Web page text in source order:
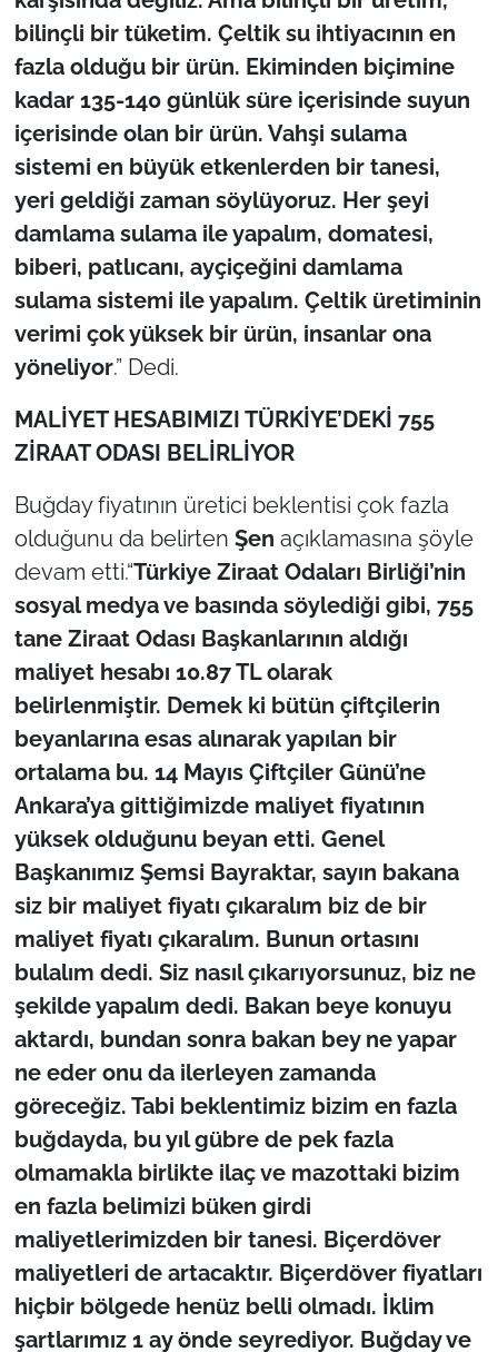
bilinçli bir tüketim. Çeltik su ihtiyacının en
fazla olduğu bir ürün. Ekiminden biçimine
kadar 135-140 günlük süre içerisinde suyun
içerisinde olan bir ürün. Vahşi sulama
sistemi en büyük etkenlerden bir tanesi,
yeri geldiği zaman söylüyoruz. Her şeyi
damlama sulama ile yapalım, domatesi,
biberi, patlıcanı, ayçiçeğini damlama
sulama sistemi ile yapalım. Çeltik üretiminin
verimi çok yüksek bir ürün, insanlar ona
yöneliyor.” Dedi.
MALİYET HESABIMIZI TÜRKİYE’DEKİ 755
ZİRAAT ODASI BELİRLİYOR
Buğday fiyatının üretici beklentisi çok fazla
olduğunu da belirten Şen açıklamasına şöyle
devam etti.“Türkiye Ziraat Odaları Birliği’nin
sosyal medya ve basında söylediği gibi, 755
tane Ziraat Odası Başkanlarının aldığı
maliyet hesabı 10.87 TL olarak
belirlenmiştir. Demek ki bütün çiftçilerin
beyanlarına esas alınarak yapılan bir
ortalama bu. 14 Mayıs Çiftçiler Günü’ne
Ankara’ya gittiğimizde maliyet fiyatının
yüksek olduğunu beyan etti. Genel
Başkanımız Şemsi Bayraktar, sayın bakana
siz bir maliyet fiyatı çıkaralım biz de bir
maliyet fiyatı çıkaralım. Bunun ortasını
bulalım dedi. Siz nasıl çıkarıyorsunuz, biz ne
şekilde yapalım dedi. Bakan beye konuyu
aktardı, bundan sonra bakan bey ne yapar
ne eder onu da ilerleyen zamanda
göreceğiz. Tabi beklentimiz bizim en fazla
buğdayda, bu yıl gübre de pek fazla
olmamakla birlikte ilaç ve mazottaki bizim
en fazla belimizi büken girdi
maliyetlerimizden bir tanesi. Biçerdöver
maliyetleri de artacaktır. Biçerdöver fiyatları
hiçbir bölgede henüz belli olmadı. İklim
şartlarımız 1 ay önde seyrediyor. Buğday ve